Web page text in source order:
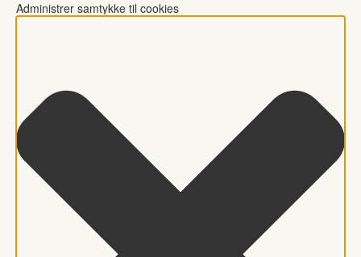
Administrer samtykke til cookies